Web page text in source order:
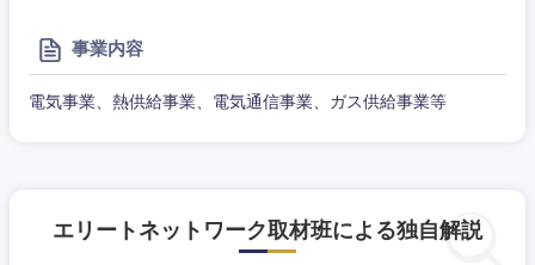
事業内容
電気事業、熱供給事業、電気通信事業、ガス供給事業等
エリートネットワーク取材班による独自解説
東海地方